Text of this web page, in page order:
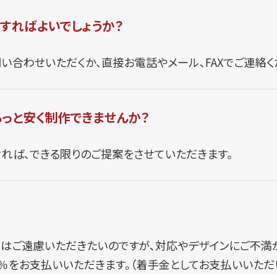
ればよいでしょうか？
わせいただくか、直接お電話やメール、FAXでご連絡く
と安く制作できませんか？
、できる限りのご提案をさせていただきます。
ご遠慮いただきたいのですが、対応やデザインにご不
お支払いいただきます。（着手金としてお支払いいた